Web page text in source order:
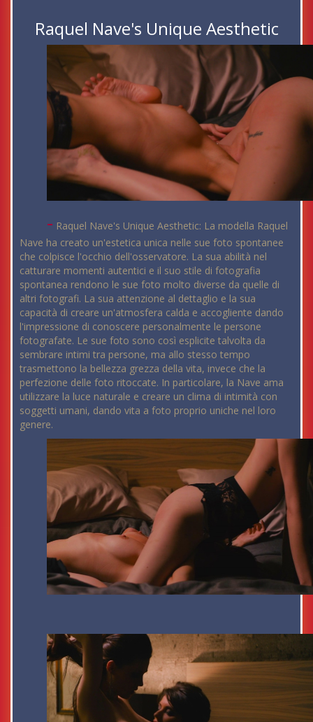
Raquel Nave's Unique Aesthetic
- Raquel Nave's Unique Aesthetic: La modella Raquel
Nave ha creato un'estetica unica nelle sue foto spontanee
che colpisce l'occhio dell'osservatore. La sua abilità nel
catturare momenti autentici e il suo stile di fotografia
spontanea rendono le sue foto molto diverse da quelle di
altri fotografi. La sua attenzione al dettaglio e la sua
capacità di creare un'atmosfera calda e accogliente dando
l'impressione di conoscere personalmente le persone
fotografate. Le sue foto sono così esplicite talvolta da
sembrare intimi tra persone, ma allo stesso tempo
trasmettono la bellezza grezza della vita, invece che la
perfezione delle foto ritoccate. In particolare, la Nave ama
utilizzare la luce naturale e creare un clima di intimità con
soggetti umani, dando vita a foto proprio uniche nel loro
genere.